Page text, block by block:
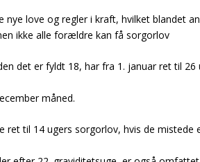
nye love og regler i kraft, hvilket blandet
ikke alle forældre kan få sorgorlov
det er fyldt 18, har fra 1. januarret til 26
måned.
til 14 ugers sorgorlov, hvis de mistede